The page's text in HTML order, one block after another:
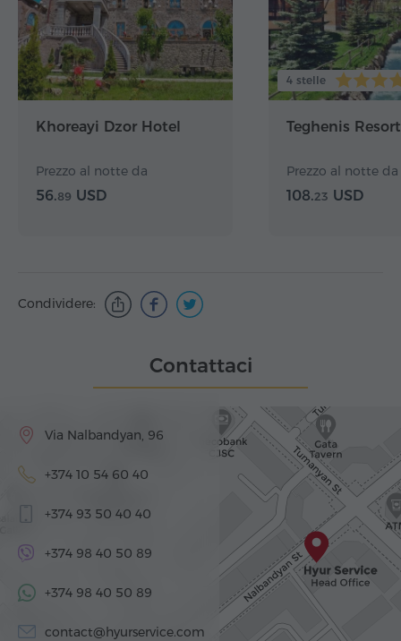
Khoreayi Dzor Hotel
Prezzo al notte da
56.89 USD
4 stelle
Teghenis Resort
Prezzo al notte da
108.23 USD
Condividere:
Contattaci
Via Nalbandyan, 96
+374 10 54 60 40
+374 93 50 40 40
+374 98 40 50 89
+374 98 40 50 89
contact@hyurservice.com